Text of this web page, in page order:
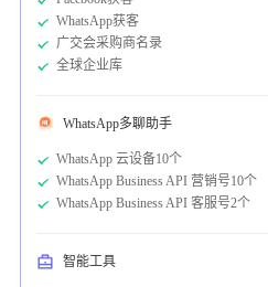
WhatsApp获客
广交会采购商名录
全球企业库
WhatsApp多聊助手
WhatsApp 云设备10个
WhatsApp Business API 营销号10个
WhatsApp Business API 客服号2个
智能工具